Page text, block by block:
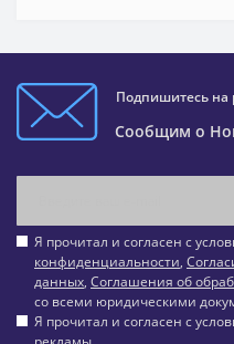
Подпишитесь на
Сообщим о
Я прочитал и согласен с
конфиденциальности,
данных, Соглашения об
со всеми юридическими
Я прочитал и согласен с